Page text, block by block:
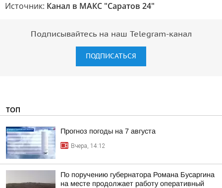
Источник: Канал в МАКС "Саратов 24"
Подписывайтесь на наш Telegram-канал
ПОДПИСАТЬСЯ
ТОП
Прогноз погоды на 7 августа
Вчера, 14:12
По поручению губернатора Романа Бусаргина
на месте продолжает работу оперативный